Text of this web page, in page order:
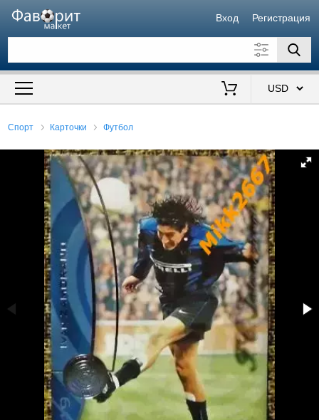
Вход Регистрация
Искать также в описании
Спорт Карточки Футбол